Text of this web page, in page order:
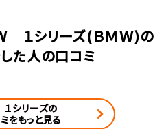
１シリーズ(ＢＭＷ)の
た人の口コミ
シリーズの
をもっと見る